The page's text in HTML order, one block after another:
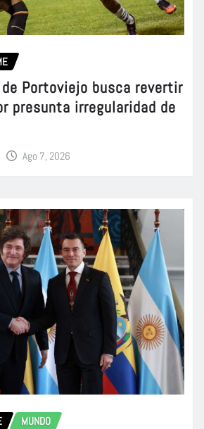
de Portoviejo busca revertir
presunta irregularidad de
Ago 7, 2026
MUNDO